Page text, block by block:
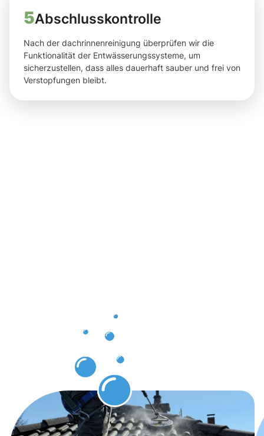
5Abschlusskontrolle
Nach der dachrinnenreinigung überprüfen wir die
Funktionalität der Entwässerungssysteme, um
sicherzustellen, dass alles dauerhaft sauber und frei von
Verstopfungen bleibt.